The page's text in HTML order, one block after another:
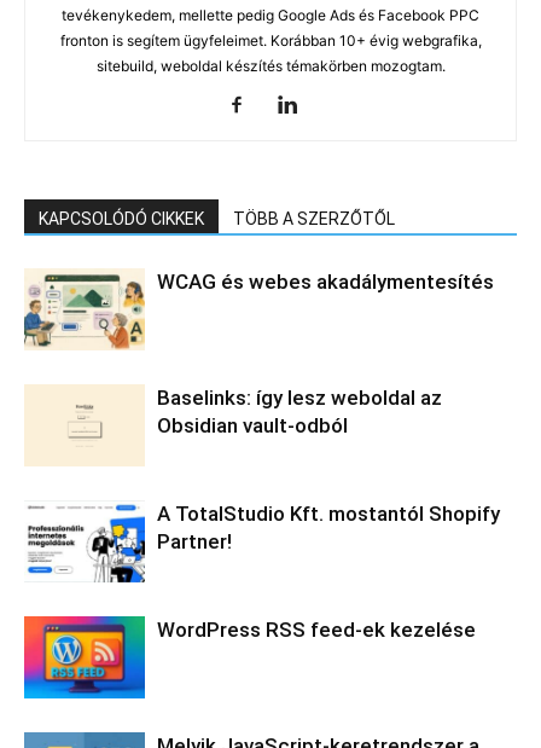
tevékenykedem, mellette pedig Google Ads és Facebook PPC
fronton is segítem ügyfeleimet. Korábban 10+ évig webgrafika,
sitebuild, weboldal készítés témakörben mozogtam.
KAPCSOLÓDÓ CIKKEK TÖBB A SZERZŐTŐL
WCAG és webes akadálymentesítés
Baselinks: így lesz weboldal az
Obsidian vault-odból
A TotalStudio Kft. mostantól Shopify
Partner!
WordPress RSS feed-ek kezelése